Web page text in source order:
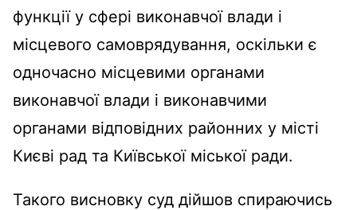
функції у сфері виконавчої влади і
місцевого самоврядування, оскільки є
одночасно місцевими органами
виконавчої влади і виконавчими
органами відповідних районних у місті
Києві рад та Київської міської ради.
Такого висновку суд дійшов спираючись